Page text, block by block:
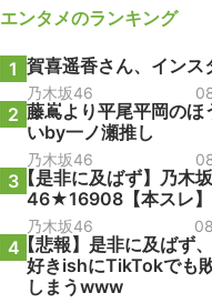
エンタメのランキング
1 賀喜遥香さん、インス
乃木坂46
2 藤嶌より平尾平岡のほ
いby一ノ瀬推し
乃木坂46
3【是非に及ばず】乃木坂
46★16908【本スレ】
乃木坂46
4【悲報】是非に及ばず
好きishにTikTokでも
しまうwww